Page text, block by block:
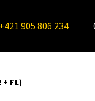
+421 905 806 234
+ FL)